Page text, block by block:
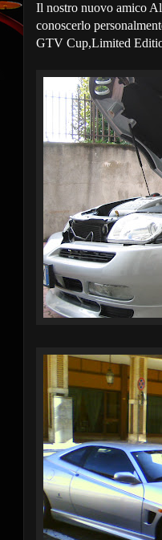
Il nostro nuovo amico
conoscerlo
GTV Cup,Limited